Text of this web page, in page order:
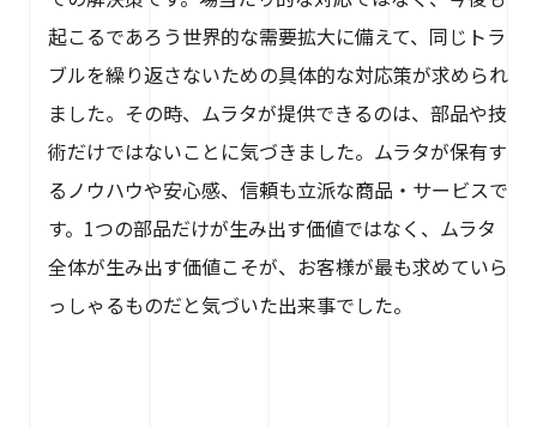
起こるであろう世界的な需要拡大に備えて、同じトラ
ブルを繰り返さないための具体的な対応策が求められ
ました。その時、ムラタが提供できるのは、部品や技
術だけではないことに気づきました。ムラタが保有す
るノウハウや安心感、信頼も立派な商品・サービスで
す。1つの部品だけが生み出す価値ではなく、ムラタ
全体が生み出す価値こそが、お客様が最も求めていら
っしゃるものだと気づいた出来事でした。